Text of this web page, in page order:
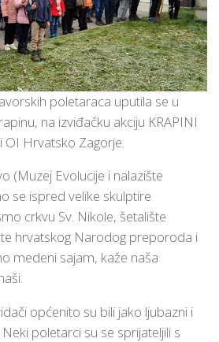
poletaraca uputila se u
na izviđačku akciju KRAPINI
OI Hrvatsko Zagorje.
(Muzej Evolucije i nalazište
se ispred velike skulptire
crkvu Sv. Nikole, šetalište
hrvatskog Narodog preporoda i
medeni sajam, kaže naša
općenito su bili jako ljubazni i
poletarci su se sprijateljili s